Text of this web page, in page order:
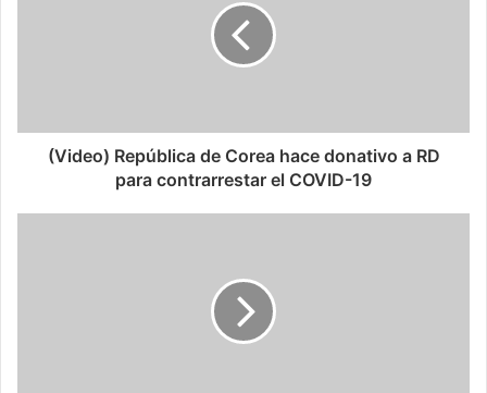
(Video) República de Corea hace donativo a RD
para contrarrestar el COVID-19